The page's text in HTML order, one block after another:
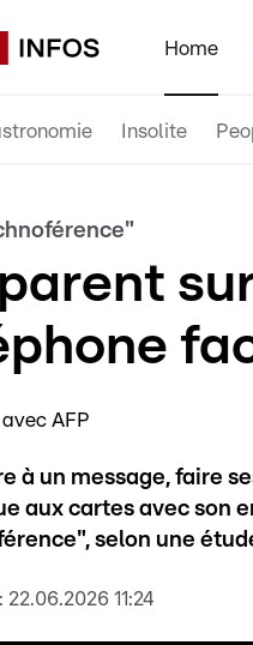
Home
Insolite
avec AFP
à un message, faire
aux cartes avec son
selon une
22.06.2026 11:24